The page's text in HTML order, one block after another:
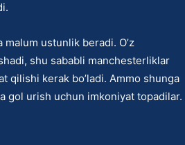
malum ustunlik beradi. O’z
shu sababli manchesterliklar
qilishi kerak bo’ladi. Ammo shunga
gol urish uchun imkoniyat topadilar.